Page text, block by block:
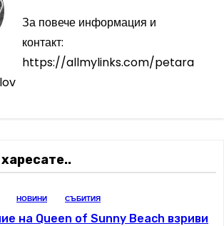
За повече информация и
контакт:
https://allmylinks.com/petara
НОВИНИ СЪБИТИЯ
на Queen of Sunny Beach взриви